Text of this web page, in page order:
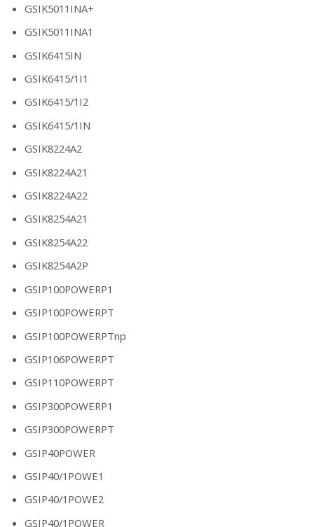
GSIK5011INA+
GSIK5011INA1
GSIK6415IN
GSIK6415/1I1
GSIK6415/1I2
GSIK6415/1IN
GSIK8224A2
GSIK8224A21
GSIK8224A22
GSIK8254A21
GSIK8254A22
GSIK8254A2P
GSIP100POWERP1
GSIP100POWERPT
GSIP100POWERPTnp
GSIP106POWERPT
GSIP110POWERPT
GSIP300POWERP1
GSIP300POWERPT
GSIP40POWER
GSIP40/1POWE1
GSIP40/1POWE2
GSIP40/1POWER